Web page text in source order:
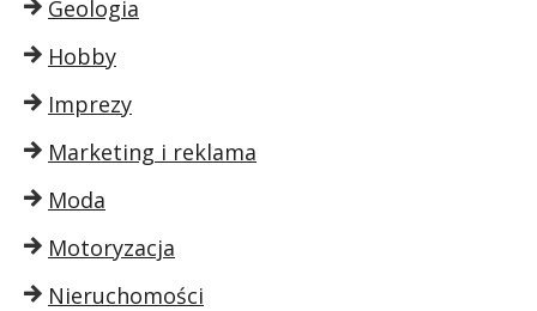
Geologia
Hobby
Imprezy
Marketing i reklama
Moda
Motoryzacja
Nieruchomości